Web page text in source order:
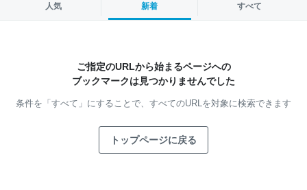
人気 新着 すべて
ご指定のURLから始まるページへの
ブックマークは見つかりませんでした
条件を「すべて」にすることで、 すべてのURLを対象に検索できます
トップページに戻る